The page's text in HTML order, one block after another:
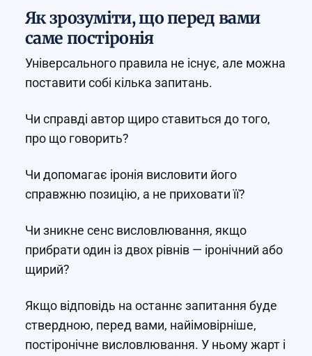
Як зрозуміти, що перед вами
саме постіронія
Універсального правила не існує, але можна
поставити собі кілька запитань.
Чи справді автор щиро ставиться до того,
про що говорить?
Чи допомагає іронія висловити його
справжню позицію, а не приховати її?
Чи зникне сенс висловлювання, якщо
прибрати один із двох рівнів — іронічний або
щирий?
Якщо відповідь на останнє запитання буде
ствердною, перед вами, найімовірніше,
постіронічне висловлювання. У ньому жарт і